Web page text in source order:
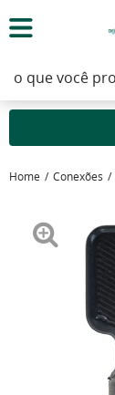
Home Conexões